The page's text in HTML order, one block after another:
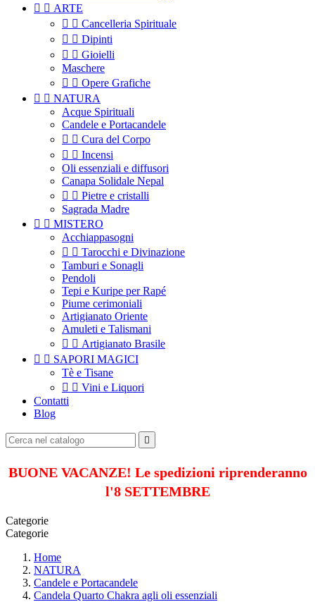
  ARTE
  Cancelleria Spirituale
  Dipinti
  Gioielli
Maschere
  Opere Grafiche
  NATURA
Acque Spirituali
Candele e Portacandele
  Cura del Corpo
  Incensi
Oli essenziali e diffusori
Canapa Solidale Nepal
  Pietre e cristalli
Sagrada Madre
  MISTERO
Acchiappasogni
  Tarocchi e Divinazione
Tamburi e Sonagli
Pendoli
Tepi e Kuripe per Rapé
Piume cerimoniali
Artigianato Oriente
Amuleti e Talismani
  Artigianato Brasile
  SAPORI MAGICI
Tè e Tisane
  Vini e Liquori
Contatti
Blog

BUONE VACANZE! Le spedizioni riprenderanno
l'8 SETTEMBRE
Categorie
Categorie
Home
NATURA
Candele e Portacandele
Candela Quarto Chakra agli oli essenziali